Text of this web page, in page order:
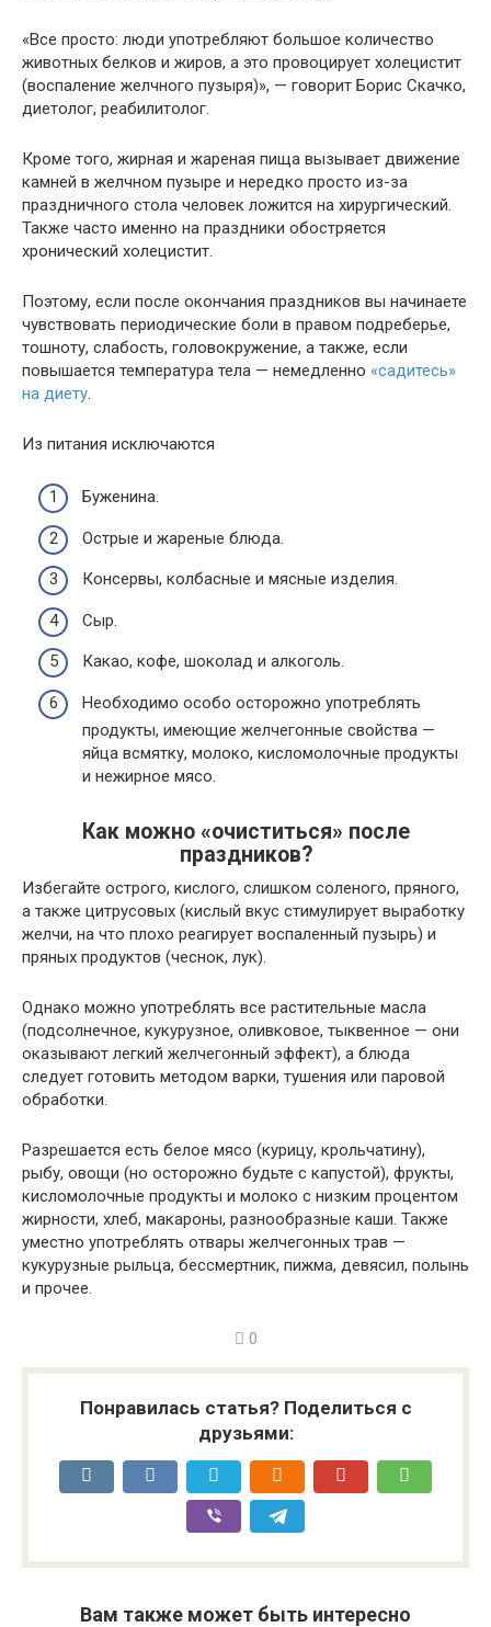
«Все просто: люди употребляют большое количество
животных белков и жиров, а это провоцирует холецистит
(воспаление желчного пузыря)», — говорит Борис Скачко,
диетолог, реабилитолог.
Кроме того, жирная и жареная пища вызывает движение
камней в желчном пузыре и нередко просто из-за
праздничного стола человек ложится на хирургический.
Также часто именно на праздники обостряется
хронический холецистит.
Поэтому, если после окончания праздников вы начинаете
чувствовать периодические боли в правом подреберье,
тошноту, слабость, головокружение, а также, если
повышается температура тела — немедленно «садитесь»
на диету.
Из питания исключаются
Буженина.
Острые и жареные блюда.
Консервы, колбасные и мясные изделия.
Сыр.
Какао, кофе, шоколад и алкоголь.
Необходимо особо осторожно употреблять
продукты, имеющие желчегонные свойства —
яйца всмятку, молоко, кисломолочные продукты
и нежирное мясо.
Как можно «очиститься» после
праздников?
Избегайте острого, кислого, слишком соленого, пряного,
а также цитрусовых (кислый вкус стимулирует выработку
желчи, на что плохо реагирует воспаленный пузырь) и
пряных продуктов (чеснок, лук).
Однако можно употреблять все растительные масла
(подсолнечное, кукурузное, оливковое, тыквенное — они
оказывают легкий желчегонный эффект), а блюда
следует готовить методом варки, тушения или паровой
обработки.
Разрешается есть белое мясо (курицу, крольчатину),
рыбу, овощи (но осторожно будьте с капустой), фрукты,
кисломолочные продукты и молоко с низким процентом
жирности, хлеб, макароны, разнообразные каши. Также
уместно употреблять отвары желчегонных трав —
кукурузные рыльца, бессмертник, пижма, девясил, полынь
и прочее.
0
Понравилась статья? Поделиться с
друзьями:
Вам также может быть интересно